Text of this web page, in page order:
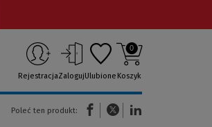
RejestracjaZalogujUlubione
0
Koszyk
Poleć ten produkt:
(Nowe okno)(Link do innej strony)